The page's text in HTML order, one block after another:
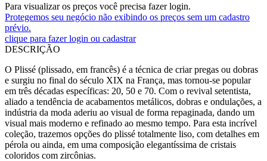
Para visualizar os preços você precisa fazer login.
Protegemos seu negócio não exibindo os preços sem um cadastro
prévio.
clique para fazer login ou cadastrar
DESCRIÇÃO
O Plissé (plissado, em francês) é a técnica de criar pregas ou dobras
e surgiu no final do século XIX na França, mas tornou-se popular
em três décadas específicas: 20, 50 e 70. Com o revival setentista,
aliado a tendência de acabamentos metálicos, dobras e ondulações, a
indústria da moda aderiu ao visual de forma repaginada, dando um
visual mais moderno e refinado ao mesmo tempo. Para esta incrível
coleção, trazemos opções do plissé totalmente liso, com detalhes em
pérola ou ainda, em uma composição elegantíssima de cristais
coloridos com zircônias.